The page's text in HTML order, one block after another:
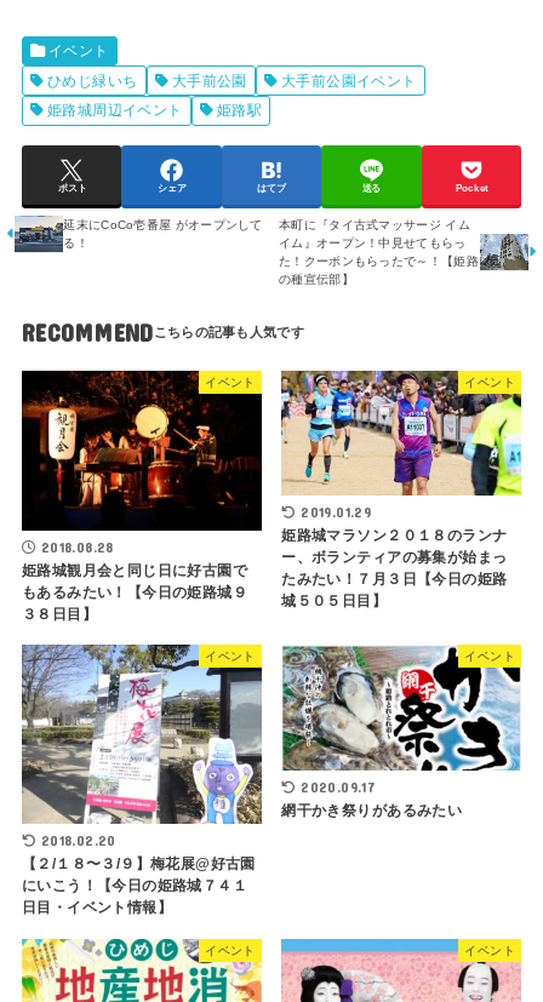
イベント
ひめじ緑いち
大手前公園
大手前公園イベント
姫路城周辺イベント
姫路駅
ポスト シェア はてブ 送る Pocket
延末にCoCo壱番屋 がオープンして
る！
本町に『タイ古式マッサージ イム
イム』オープン！中見せてもらっ
た！クーポンもらったで～！【姫路
の種宣伝部】
RECOMMEND
イベント
2018.08.28
姫路城観月会と同じ日に好古園で
もあるみたい！【今日の姫路城９
３８日目】
イベント
2019.01.29
姫路城マラソン２０１８のランナ
ー、ボランティアの募集が始まっ
たみたい！７月３日【今日の姫路
城５０５日目】
イベント
2018.02.20
【２/１８〜３/９】梅花展@好古園
にいこう！【今日の姫路城７４１
日目・イベント情報】
イベント
2020.09.17
網干かき祭りがあるみたい
イベント イベント